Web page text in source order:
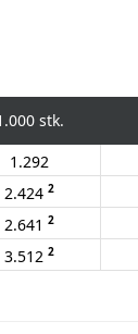
stk.
1.292
2.424 2
2.641 2
3.512 2